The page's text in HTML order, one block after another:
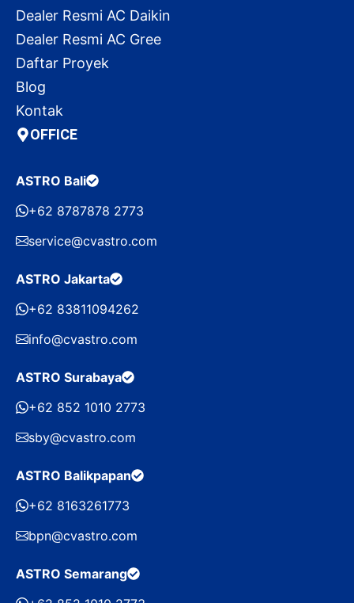
Dealer Resmi AC Daikin
Dealer Resmi AC Gree
Daftar Proyek
Blog
Kontak
OFFICE
ASTRO Bali
+62 8787878 2773
service@cvastro.com
ASTRO Jakarta
+62 83811094262
info@cvastro.com
ASTRO Surabaya
+62 852 1010 2773
sby@cvastro.com
ASTRO Balikpapan
+62 8163261773
bpn@cvastro.com
ASTRO Semarang